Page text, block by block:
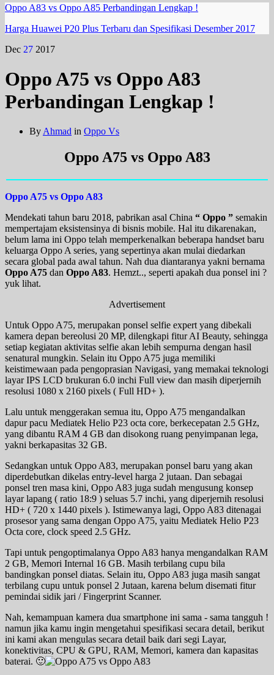
Oppo A83 vs Oppo A85 Perbandingan Lengkap !
Harga Huawei P20 Plus Terbaru dan Spesifikasi Desember 2017
Dec 27 2017
Oppo A75 vs Oppo A83
Perbandingan Lengkap !
ByAhmad in Oppo Vs
Oppo A75 vs Oppo A83
Oppo A75 vs Oppo A83
Mendekati tahun baru 2018, pabrikan asal China “ Oppo ” semakin
mempertajam eksistensinya di bisnis mobile. Hal itu dikarenakan,
belum lama ini Oppo telah memperkenalkan beberapa handset baru
keluarga Oppo A series, yang sepertinya akan mulai diedarkan
secara global pada awal tahun. Nah dua diantaranya yakni bernama
Oppo A75 dan Oppo A83. Hemzt.., seperti apakah dua ponsel ini ?
yuk lihat.
Advertisement
Untuk Oppo A75, merupakan ponsel selfie expert yang dibekali
kamera depan bereolusi 20 MP, dilengkapi fitur AI Beauty, sehingga
setiap kegiatan aktivitas selfie akan lebih sempurna dengan hasil
senatural mungkin. Selain itu Oppo A75 juga memiliki
keistimewaan pada pengoprasian Navigasi, yang memakai teknologi
layar IPS LCD brukuran 6.0 inchi Full view dan masih diperjernih
resolusi 1080 x 2160 pixels ( Full HD+ ).
Lalu untuk menggerakan semua itu, Oppo A75 mengandalkan
dapur pacu Mediatek Helio P23 octa core, berkecepatan 2.5 GHz,
yang dibantu RAM 4 GB dan disokong ruang penyimpanan lega,
yakni berkapasitas 32 GB.
Sedangkan untuk Oppo A83, merupakan ponsel baru yang akan
diperdebutkan dikelas entry-level harga 2 jutaan. Dan sebagai
ponsel tren masa kini, Oppo A83 juga sudah mengusung konsep
layar lapang ( ratio 18:9 ) seluas 5.7 inchi, yang diperjernih resolusi
HD+ ( 720 x 1440 pixels ). Istimewanya lagi, Oppo A83 ditenagai
prosesor yang sama dengan Oppo A75, yaitu Mediatek Helio P23
Octa core, clock speed 2.5 GHz.
Tapi untuk pengoptimalanya Oppo A83 hanya mengandalkan RAM
2 GB, Memori Internal 16 GB. Masih terbilang cupu bila
bandingkan ponsel diatas. Selain itu, Oppo A83 juga masih sangat
terbilang cupu untuk ponsel 2 Jutaan, karena belum disemati fitur
pemindai sidik jari / Fingerprint Scanner.
Nah, kemampuan kamera dua smartphone ini sama - sama tangguh !
namun jika kamu ingin mengetahui spesifikasi secara detail, berikut
ini kami akan mengulas secara detail baik dari segi Layar,
konektivitas, CPU & GPU, RAM, Memori, kamera dan kapasitas
baterai. 🙂